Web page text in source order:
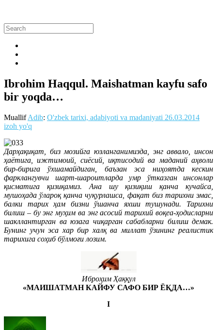
Ibrohim Haqqul. Maishatman kayfu safo
bir yoqda…
MuallifAdib: O'zbek tarixi, adabiyoti va madaniyati 26.03.2014
izoh yo'q
Дарҳақиқат, биз мозийга юзланганимизда, энг аввало, инсон
ҳаётига, ижтимоий, сиёсий, иқтисодий ва маданий аҳволи
бир-бирига ўхшамайдиган, баъзан эса ниҳоятда кескин
фарклангувчи шарт-шароитларда умр ўтказган инсонлар
қисматига қизиқамиз. Ана шу қизиқиш қанча кучайса,
мушоҳада ўлароқ қанча чуқурлашса, фақат биз тарихни эмас,
балки тарих ҳам бизни ўшанча яхши тушунади. Тарихни
билиш – бу энг муҳим ва энг асосий тарихий воқеа-ҳодисларни
шакллантирган ва юзага чиқарган сабабларни билиш демак.
Бунинг учун эса хар бир халқ ва миллат ўзининг реалистик
тарихига соҳиб бўлмоғи лозим.
Иброҳим Ҳаққул
«МАИШАТМАН КАЙФУ САФО БИР ЁҚДА…»
I